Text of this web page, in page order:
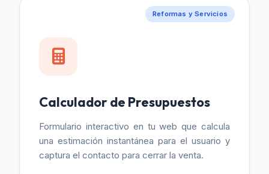
Reformas y Servicios
Calculador de Presupuestos
Formulario interactivo en tu web que calcula
una estimación instantánea para el usuario y
captura el contacto para cerrar la venta.